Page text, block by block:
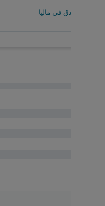
الفنادق في ماليا